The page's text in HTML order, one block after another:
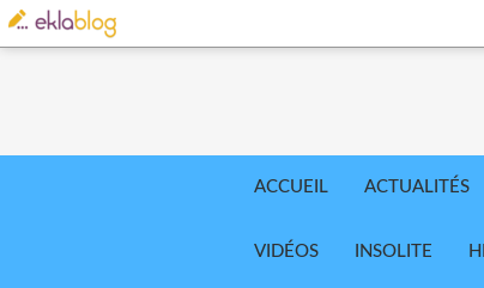
ACCUEIL ACTUALITÉS
VIDÉOS INSOLITE